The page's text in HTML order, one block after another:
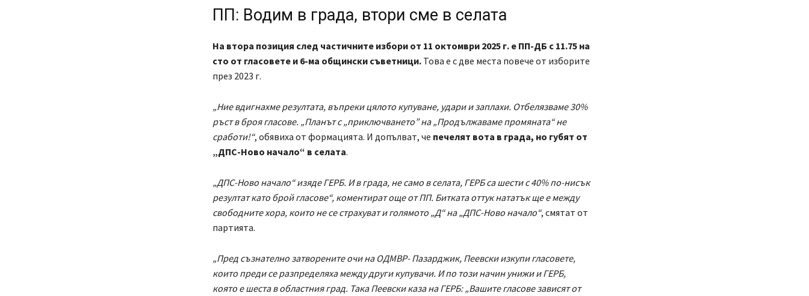
ПП: Водим в града, втори сме в селата
На втора позиция след частичните избори от 11 октомври 2025 г. е ПП-ДБ с 11.75 на
сто от гласовете и 6-ма общински съветници.Това е с две места повече от изборите
през 2023 г.
„Ние вдигнахме резултата, въпреки цялото купуване, удари и заплахи. Отбелязваме 30%
ръст в броя гласове. „Планът с „приключването” на „Продължаваме промяната“ не
сработи!“, обявиха от формацията. И допълват, че печелят вота в града, но губят от
„ДПС-Ново начало“ в селата.
„ДПС-Ново начало“ изяде ГЕРБ. И в града, не само в селата, ГЕРБ са шести с 40% по-нисък
резултат като брой гласове“, коментират още от ПП. Битката оттук нататък ще е между
свободните хора, които не се страхуват и голямото „Д“ на „ДПС-Ново начало“, смятат от
партията.
„Пред съзнателно затворените очи на ОДМВР- Пазарджик, Пеевски изкупи гласовете,
които преди се разпределяха между други купувачи. И по този начин унижи и ГЕРБ,
която е шеста в областния град. Така Пеевски каза на ГЕРБ: „Вашите гласове зависят от